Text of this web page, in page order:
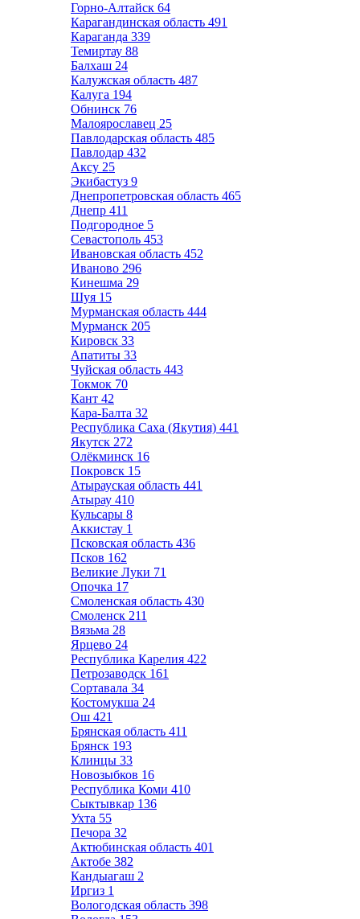
Горно-Алтайск 64
Карагандинская область 491
Караганда 339
Темиртау 88
Балхаш 24
Калужская область 487
Калуга 194
Обнинск 76
Малоярославец 25
Павлодарская область 485
Павлодар 432
Аксу 25
Экибастуз 9
Днепропетровская область 465
Днепр 411
Подгородное 5
Севастополь 453
Ивановская область 452
Иваново 296
Кинешма 29
Шуя 15
Мурманская область 444
Мурманск 205
Кировск 33
Апатиты 33
Чуйская область 443
Токмок 70
Кант 42
Кара-Балта 32
Республика Саха (Якутия) 441
Якутск 272
Олёкминск 16
Покровск 15
Атырауская область 441
Атырау 410
Кульсары 8
Аккистау 1
Псковская область 436
Псков 162
Великие Луки 71
Опочка 17
Смоленская область 430
Смоленск 211
Вязьма 28
Ярцево 24
Республика Карелия 422
Петрозаводск 161
Сортавала 34
Костомукша 24
Ош 421
Брянская область 411
Брянск 193
Клинцы 33
Новозыбков 16
Республика Коми 410
Сыктывкар 136
Ухта 55
Печора 32
Актюбинская область 401
Актобе 382
Кандыагаш 2
Иргиз 1
Вологодская область 398